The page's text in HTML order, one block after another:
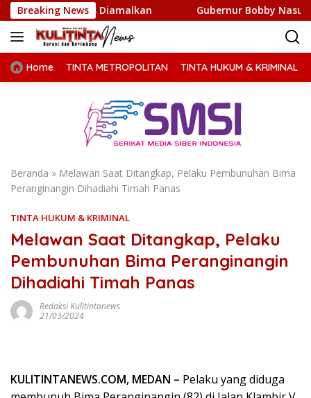
Langsung
ke
konten
Breaking News
Diamalkan Gubernur Bobby Nasution Minta
Home TINTA METROPOLITAN TINTA HUKUM & KRIMINAL
Beranda » Melawan Saat Ditangkap, Pelaku Pembunuhan Bima
Peranginangin Dihadiahi Timah Panas
TINTA HUKUM & KRIMINAL
Melawan Saat Ditangkap, Pelaku
Pembunuhan Bima Peranginangin
Dihadiahi Timah Panas
Redaksi Kulitintanews
21/03/2024
KULITINTANEWS.COM, MEDAN – Pelaku yang diduga